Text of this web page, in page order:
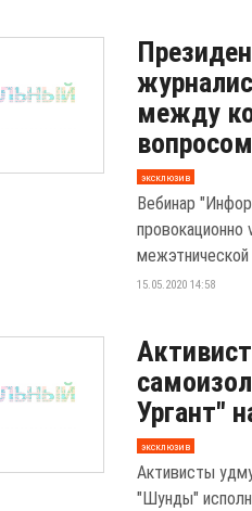
между
вопросом
эксклюзив
Вебинар
провокационно
15.05.2020 14:58
Ургант"
эксклюзив
Активисты
"Шунды"